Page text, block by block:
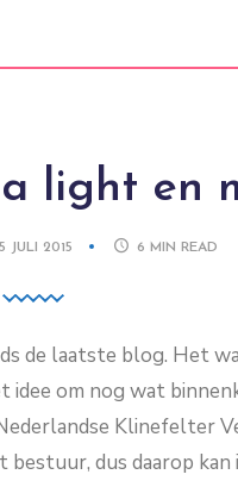
light en
5 JULI 2015 6 MIN READ
de laatste blog. Het
idee om nog wat
Klinefelter
dus daarop kan